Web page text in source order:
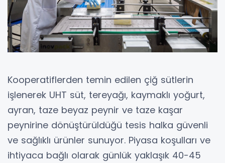
Kooperatiflerden temin edilen çiğ sütlerin
işlenerek UHT süt, tereyağı, kaymaklı yoğurt,
ayran, taze beyaz peynir ve taze kaşar
peynirine dönüştürüldüğü tesis halka güvenli
ve sağlıklı ürünler sunuyor. Piyasa koşulları ve
ihtiyaca bağlı olarak günlük yaklaşık 40-45